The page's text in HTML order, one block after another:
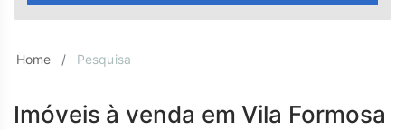
Home Pesquisa
Imóveis à venda em Vila Formosa